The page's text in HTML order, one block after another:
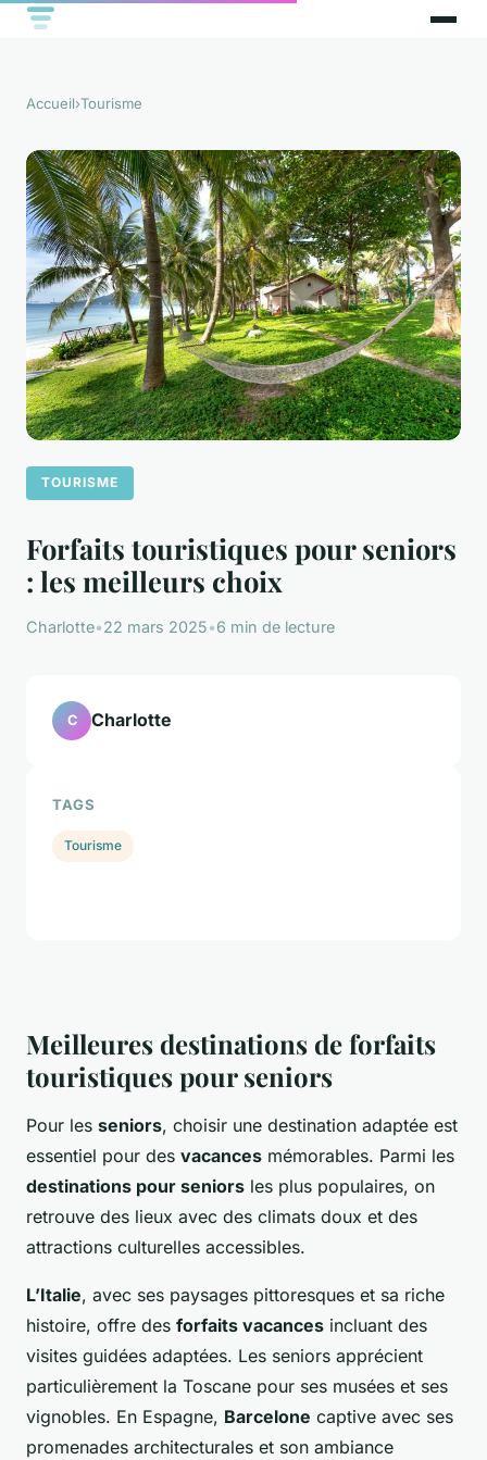
Accueil›Tourisme
TOURISME
Forfaits touristiques pour seniors
: les meilleurs choix
Charlotte•22 mars 2025•6 min de lecture
Meilleures destinations de forfaits
touristiques pour seniors
Pour les seniors, choisir une destination adaptée est
essentiel pour des vacances mémorables. Parmi les
destinations pour seniors les plus populaires, on
retrouve des lieux avec des climats doux et des
attractions culturelles accessibles.
L’Italie, avec ses paysages pittoresques et sa riche
histoire, offre des forfaits vacances incluant des
visites guidées adaptées. Les seniors apprécient
particulièrement la Toscane pour ses musées et ses
vignobles. En Espagne, Barcelone captive avec ses
promenades architecturales et son ambiance
C Charlotte
TAGS
Tourisme